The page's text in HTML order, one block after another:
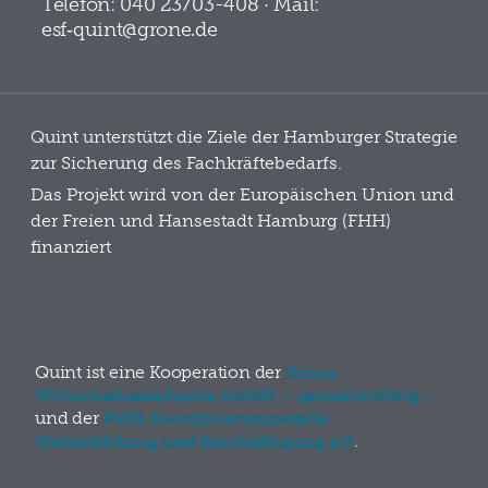
esf‑quint@grone.de
Quint unterstützt die Ziele der Hamburger Strategie
zur Sicherung des Fachkräftebedarfs.
Das Projekt wird von der Europäischen Union und
der Freien und Hansestadt Hamburg (FHH)
finanziert
Quint ist eine Kooperation der Grone
Wirtschaftsakademie GmbH – gemeinnützig –
und der KWB Koordinierungsstelle
Weiterbildung und Beschäftigung e.V.